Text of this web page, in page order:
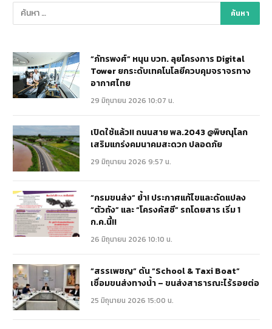
“ภัทรพงศ์” หนุน บวท. ลุยโครงการ Digital
Tower ยกระดับเทคโนโลยีควบคุมจราจรทาง
อากาศไทย
29 มิถุนายน 2026 10:07 น.
เปิดใช้แล้ว!! ถนนสาย พล.2043 @พิษณุโลก
เสริมแกร่งคมนาคมสะดวก ปลอดภัย
29 มิถุนายน 2026 9:57 น.
“กรมขนส่ง” ย้ำ! ประกาศแก้ไขและดัดแปลง
“ตัวถัง” และ “โครงคัสซี” รถโดยสาร เริ่ม 1
ก.ค.นี้!!
26 มิถุนายน 2026 10:10 น.
“สรรเพชญ” ดัน “School & Taxi Boat”
เชื่อมขนส่งทางน้ำ – ขนส่งสาธารณะไร้รอยต่อ
25 มิถุนายน 2026 15:00 น.